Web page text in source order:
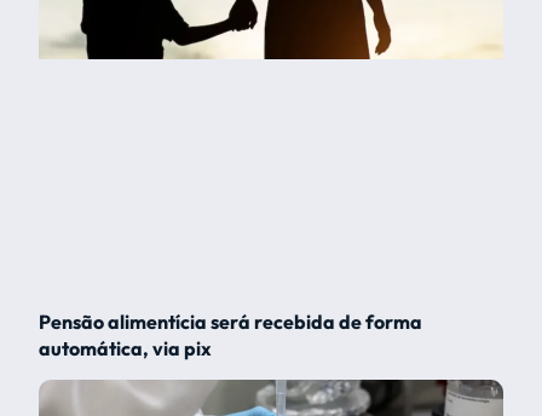
Pensão alimentícia será recebida de forma
automática, via pix